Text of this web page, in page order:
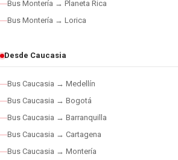
Bus Montería → Planeta Rica
Bus Montería → Lorica
Desde Caucasia
Bus Caucasia → Medellín
Bus Caucasia → Bogotá
Bus Caucasia → Barranquilla
Bus Caucasia → Cartagena
Bus Caucasia → Montería